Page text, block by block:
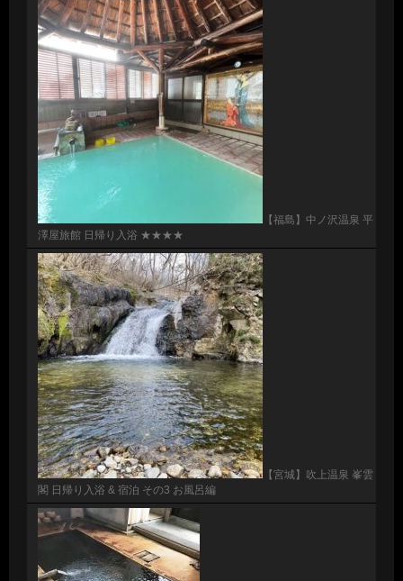
【福島】中ノ沢温泉 平
澤屋旅館 日帰り入浴 ★★★★
【宮城】吹上温泉 峯雲
閣 日帰り入浴 & 宿泊 その3 お風呂編